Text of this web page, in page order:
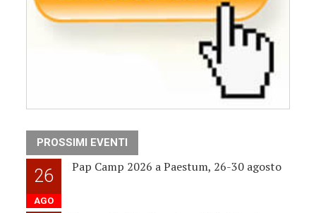
PROSSIMI EVENTI
26
AGO
Pap Camp 2026 a Paestum, 26-30 agosto